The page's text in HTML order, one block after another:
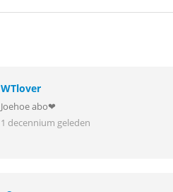
WTlover
Joehoe abo❤
1 decennium geleden